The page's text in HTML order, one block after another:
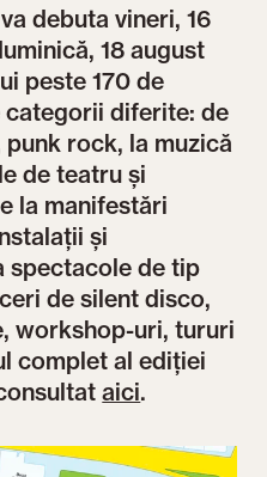
debuta vineri, 16
18 august
peste 170 de
categorii diferite: de
rock, la muzică
de teatru și
la manifestări
și
spectacole de tip
de silent disco,
workshop-uri, tururi
complet al ediției
aici.